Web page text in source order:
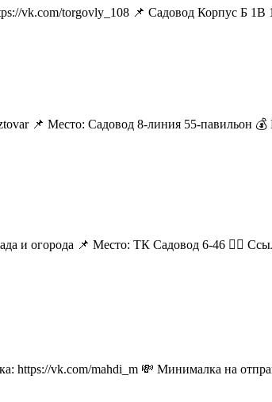
vk.com/torgovly_108 📌 Садовод Корпус Б
📌 Место: Садовод 8-линия 55-павильон
и огорода 📌 Место: ТК Садовод 6-46 👉🏻
https://vk.com/mahdi_m 💸 Минималка на